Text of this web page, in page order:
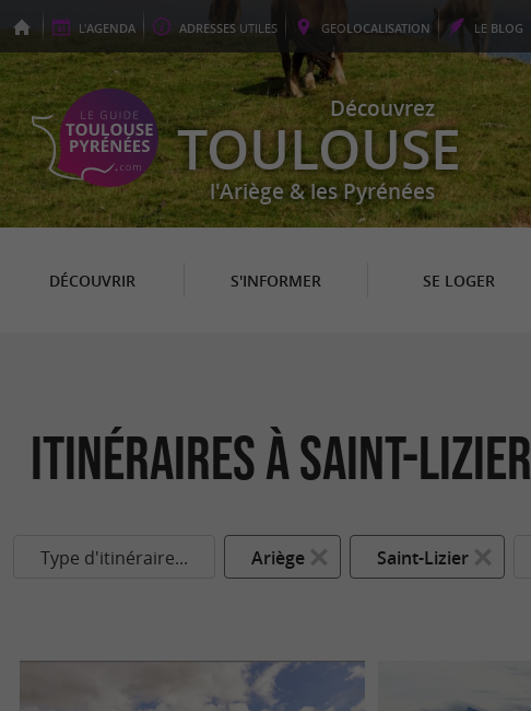
L'AGENDA ADRESSES UTILES GEOLOCALISATION LE BLOG
Découvrez
TOULOUSE
l'Ariège & les Pyrénées
DÉCOUVRIR S'INFORMER SE LOGER
itinéraires à Saint-Lizier
Type d'itinéraire... Ariège Saint-Lizier